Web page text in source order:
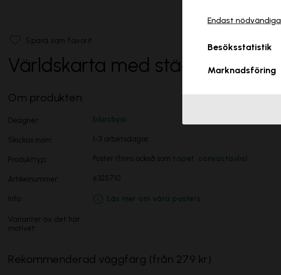
Spara som favorit
Världskarta med städer
Om produkten:
Designer: blursbyai
Skickas inom: 1-3 arbetsdagar
Produkttyp: Poster (finns också som tapet, canvastavla)
Artikelnummer: e325710
info: Läs mer om våra posters
Varianter av det här
motivet:
Rekommenderad väggfärg (från 279 kr)
Endast nödvändiga
Besöksstatistik
Marknadsföring